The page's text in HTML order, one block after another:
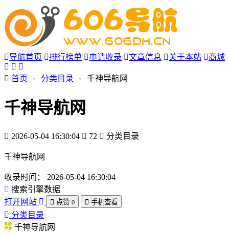
导航首页 排行榜单 申请收录 文章信息 关于本站 商城
首页 • 分类目录 • 千神导航网
千神导航网
2026-05-04 16:30:04 72 分类目录
千神导航网
收录时间：
2026-05-04 16:30:04
搜索引擎数据
打开网站
点赞 0 手机查看
分类目录
千神导航网